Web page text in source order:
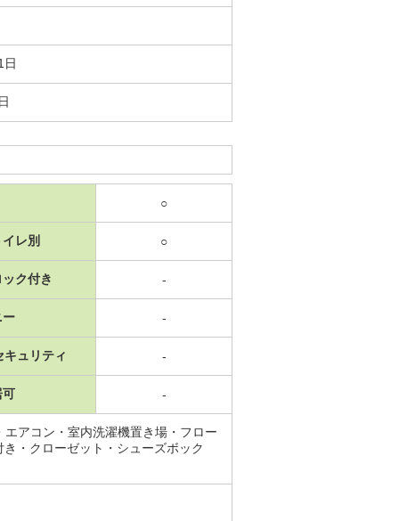
日
○
レ別 ○
ク付き -
ー -
キュリティ -
可 -
アコン・室内洗濯機置き場・フロー
・クローゼット・シューズボック